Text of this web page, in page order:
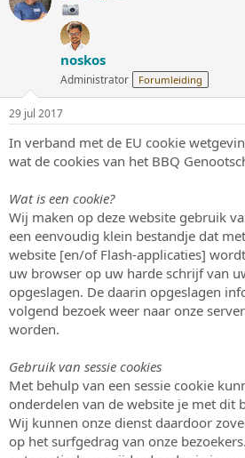
e
a
r
t
e
r
t
u
m
noskos
Administrator Forumleiding
29 jul 2017
In verband met de EU cookie
wat de cookies van het BBQ
Wat is een cookie?
Wij maken op deze website gebruik
een eenvoudig klein bestandje dat
website [en/of Flash-applicaties]
uw browser op uw harde schrijf van
opgeslagen. De daarin opgeslagen
volgend bezoek weer naar onze
worden.
Gebruik van sessie cookies
Met behulp van een sessie cookie
onderdelen van de website je met dit
Wij kunnen onze dienst daardoor
op het surfgedrag van onze